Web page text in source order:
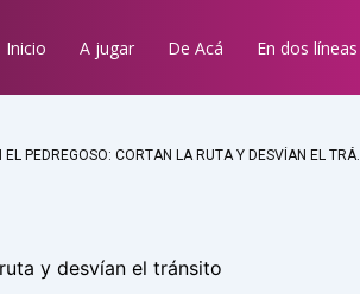
Inicio A jugar De Acá En dos líneas
y desvían el tránsito